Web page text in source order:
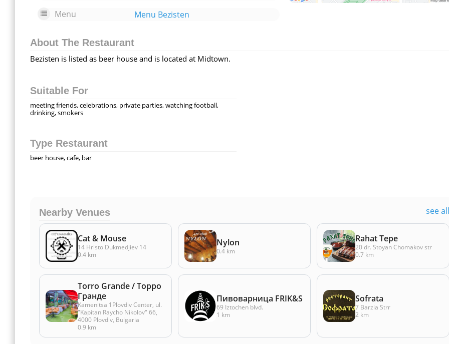
Menu
Menu Bezisten
About The Restaurant
Bezisten is listed as beer house and is located at Midtown.
Suitable For
meeting friends, celebrations, private parties, watching football,
drinking, smokers
Type Restaurant
beer house, cafe, bar
Nearby Venues see all
Cat & Mouse
14 Hristo Dukmedjiev 14
0.4 km
Nylon
0.4 km
Rahat Tepe
20 dr. Stoyan Chomakov str
0.7 km
Torro Grande / Торро
Гранде
Kamenitsa 1Plovdiv Center, ul.
"Kapitan Raycho Nikolov" 66,
4000 Plovdiv, Bulgaria
0.9 km
Пивоварница FRIK&S
69 Iztochen blvd.
1 km
Sоfrata
7 Barzia Strr
2 km